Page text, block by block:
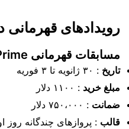
رویدادهای قهرمانی
مسابقات قهرمانی WPT Prime کامبوج
تاریخ : ۳۰ ژانویه تا ۳ فوریه
مبلغ خرید : ۱۱۰۰ دلار
ضمانت : ۷۵۰،۰۰۰ دلار
قالب : پروازهای چندگانه روز